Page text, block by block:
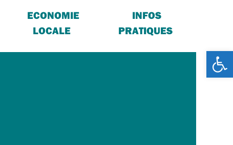
ECONOMIE
LOCALE
INFOS
PRATIQUES